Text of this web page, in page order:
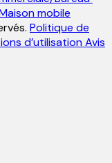
mobile
Politique de
d’utilisation Avis